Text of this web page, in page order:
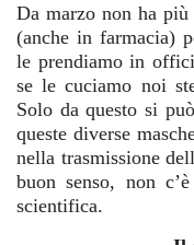
Da marzo non ha più
(anche in farmacia)
le prendiamo in
se le cuciamo noi
Solo da questo si
queste diverse
nella trasmissione
buon senso, non
scientifica.